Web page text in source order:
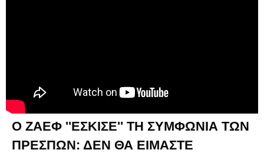
Ο ΖΑΕΦ ''ΕΣΚΙΣΕ'' ΤΗ ΣΥΜΦΩΝΙΑ ΤΩΝ
ΠΡΕΣΠΩΝ: ΔΕΝ ΘΑ ΕΙΜΑΣΤΕ